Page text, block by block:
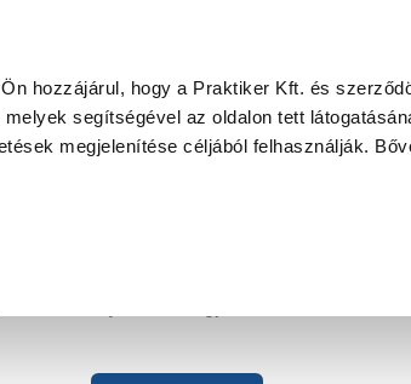
hozzájárul, hogy a Praktiker Kft. és
segítségével az oldalon tett
megjelenítése céljából felhasználják.